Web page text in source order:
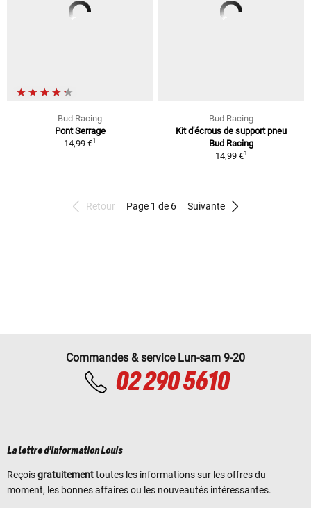
Bud Racing
Pont Serrage
14,99 €1
Bud Racing
Kit d'écrous de support pneu
Bud Racing
14,99 €1
Retour Page 1 de 6 Suivante
Commandes & service Lun-sam 9-20
02 290 5610
La lettre d'information Louis
Reçoisgratuitementtoutes les informations sur les offres du
moment, les bonnes affaires ou les nouveautés intéressantes.